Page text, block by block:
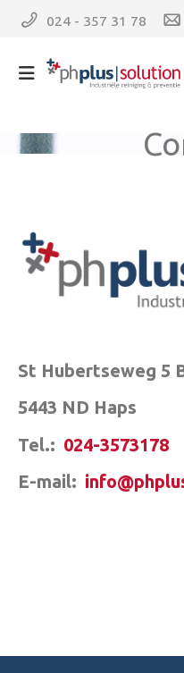
024 - 357 31 78
St Hubertseweg 5
5443 ND Haps
Tel.: 024-3573178
E-mail: